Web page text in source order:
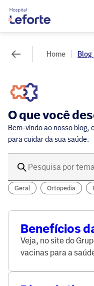
Home
O que você
Bem-vindo ao nosso blog,
para cuidar da sua saúde.
Geral Ortopedia
Benefícios
muito além
individual
Veja, no site do
vacinas para a